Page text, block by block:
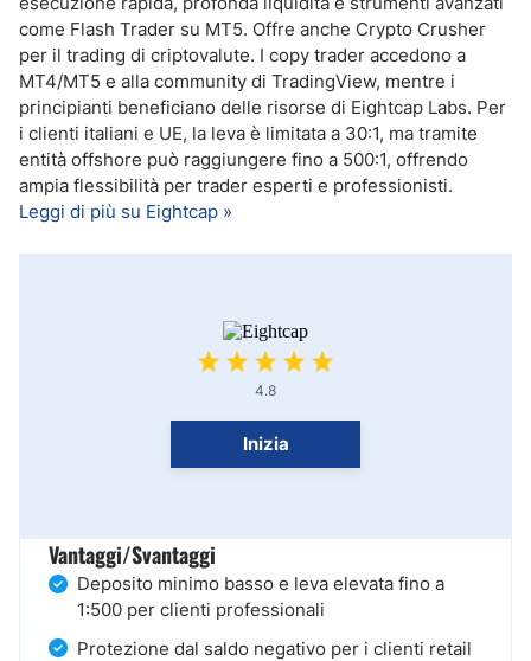
come Flash Trader su MT5. Offre anche Crypto Crusher
per il trading di criptovalute. I copy trader accedono a
MT4/MT5 e alla community di TradingView, mentre i
principianti beneficiano delle risorse di Eightcap Labs. Per
i clienti italiani e UE, la leva è limitata a 30:1, ma tramite
entità offshore può raggiungere fino a 500:1, offrendo
ampia flessibilità per trader esperti e professionisti.
Leggi di più su Eightcap »
4.8
Inizia
Vantaggi/Svantaggi
Deposito minimo basso e leva elevata fino a
1:500 per clienti professionali
Protezione dal saldo negativo per i clienti retail